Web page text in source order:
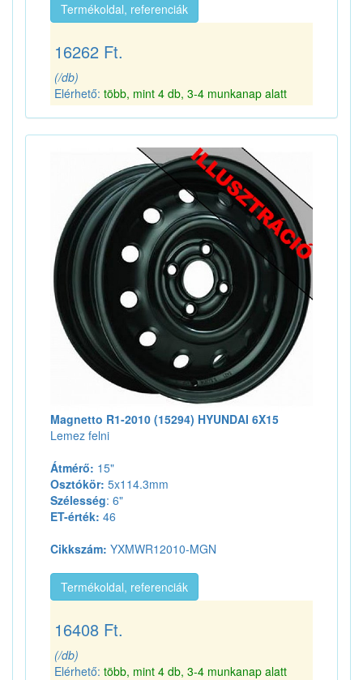
Termékoldal, referenciák
16262 Ft.
(/db)
Elérhető: több, mint 4 db, 3-4 munkanap alatt
Magnetto R1-2010 (15294) HYUNDAI 6X15
Lemez felni
Átmérő: 15"
Osztókör: 5x114.3mm
Szélesség: 6"
ET-érték: 46
Cikkszám: YXMWR12010-MGN
Termékoldal, referenciák
16408 Ft.
(/db)
Elérhető: több, mint 4 db, 3-4 munkanap alatt